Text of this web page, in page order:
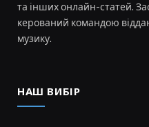
та інших онлайн-статей.
керований командою
музику.
НАШ ВИБІР